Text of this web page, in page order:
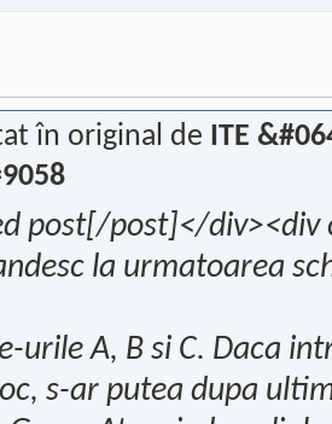
în original de ITE
post[/post]</div><div
la urmatoarea
urile A, B si C. Daca
s-ar putea dupa